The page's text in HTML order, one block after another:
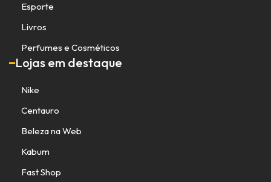
Esporte
Livros
Perfumes e Cosméticos
Lojas em destaque
Nike
Centauro
Beleza na Web
Kabum
Fast Shop